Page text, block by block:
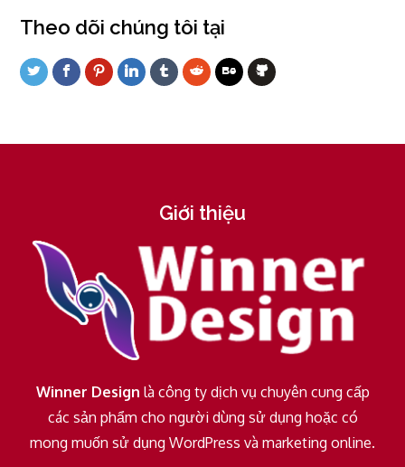
Theo dõi chúng tôi tại
Giới thiệu
Winner Design là công ty dịch vụ chuyên cung cấp
các sản phẩm cho người dùng sử dụng hoặc có
mong muốn sử dụng WordPress và marketing online.